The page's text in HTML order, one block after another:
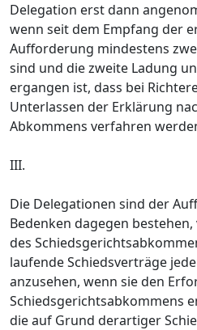
Delegation erst dann
wenn seit dem Empfang der
Aufforderung mindestens
sind und die zweite Ladung
ergangen ist, dass bei
Unterlassen der Erklärung
Abkommens verfahren
III.
Die Delegationen sind der
Bedenken dagegen
des
laufende Schiedsverträge
anzusehen, wenn sie den
Schiedsgerichtsabkommens
die auf Grund derartiger